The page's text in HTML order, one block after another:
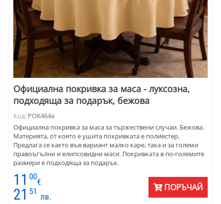
Официална покривка за маса - луксозна,
подходяща за подарък, бежова
Код: POK464a
Официална покривка за маса за тържествени случаи. Бежова.
Материята, от която е ушита покривката е полиестер.
Предлага се както във вариант малко каре, така и за големи
правоъгълни и елипсовидни маси. Покривката в по-големите
размери е подходяща за подарък.
11 00
€
21 51
лв.
ПОРЪЧАЙ